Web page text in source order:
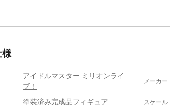
様
アイドルマスター ミリオンライ
ブ！
メーカー
塗装済み完成品フィギュア スケール